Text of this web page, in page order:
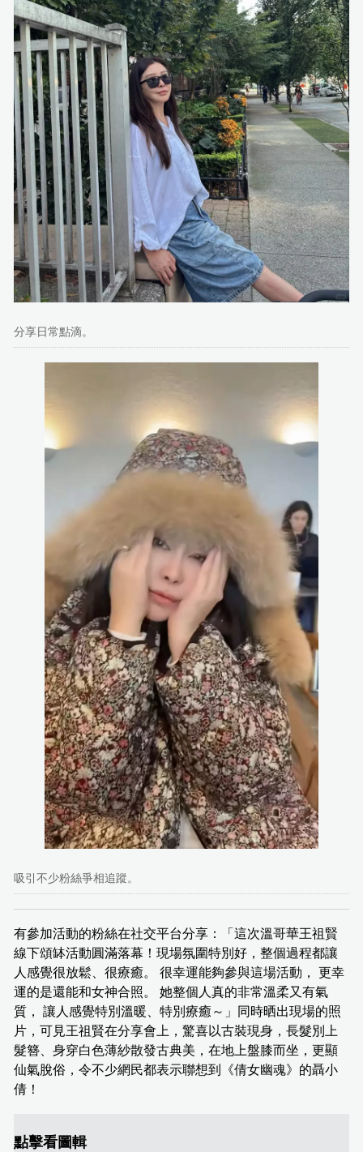
分享日常點滴。
吸引不少粉絲爭相追蹤。
有參加活動的粉絲在社交平台分享：「這次溫哥華王祖賢
線下頌缽活動圓滿落幕！現場氛圍特別好，整個過程都讓
人感覺很放鬆、很療癒。 很幸運能夠參與這場活動， 更幸
運的是還能和女神合照。 她整個人真的非常溫柔又有氣
質， 讓人感覺特別溫暖、特別療癒～」同時晒出現場的照
片，可見王祖賢在分享會上，驚喜以古裝現身，長髮別上
髮簪、身穿白色薄紗散發古典美，在地上盤膝而坐，更顯
仙氣脫俗，令不少網民都表示聯想到《倩女幽魂》的聶小
倩！
點擊看圖輯